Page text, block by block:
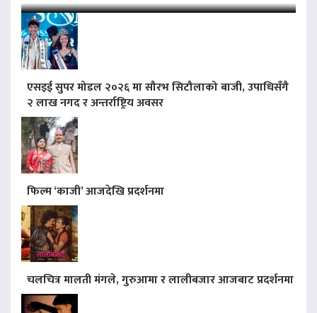
एसइई सुपर मोडल २०२६ मा सौरभ सिटौलाको बाजी, उपाधिसँगै
२ लाख नगद र अन्तर्राष्ट्रिय अवसर
फिल्म ‘काजी’ आजदेखि प्रदर्शनमा
चलचित्र मालती मंगले, गुरुआमा र लालीबजार आजबाट प्रदर्शनमा